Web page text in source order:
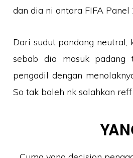
dan dia ni antara FIFA
Dari sudut pandang
sebab dia masuk
pengadil dengan
So tak boleh nk salahkan